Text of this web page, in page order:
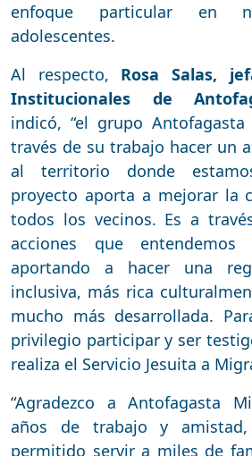
enfoque particular en
adolescentes.
Al respecto, Rosa Salas,
Institucionales de
indicó, “el grupo
través de su trabajo hacer un
al territorio donde
proyecto aporta a mejorar la
todos los vecinos. Es a
acciones que entendemos
aportando a hacer una
inclusiva, más rica
mucho más desarrollada.
privilegio participar y ser
realiza el Servicio Jesuita a
“Agradezco a Antofagasta
años de trabajo y
permitido servir a miles de